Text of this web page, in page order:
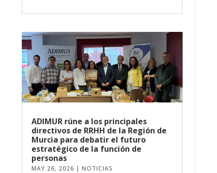
ADIMUR rúne a los principales
directivos de RRHH de la Región de
Murcia para debatir el futuro
estratégico de la función de
personas
MAY 26, 2026 | NOTICIAS